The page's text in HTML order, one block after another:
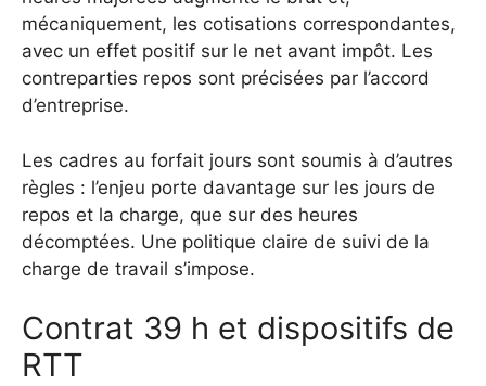
mécaniquement, les cotisations correspondantes,
avec un effet positif sur le net avant impôt. Les
contreparties repos sont précisées par l’accord
d’entreprise.
Les cadres au forfait jours sont soumis à d’autres
règles : l’enjeu porte davantage sur les jours de
repos et la charge, que sur des heures
décomptées. Une politique claire de suivi de la
charge de travail s’impose.
Contrat 39 h et dispositifs de
RTT